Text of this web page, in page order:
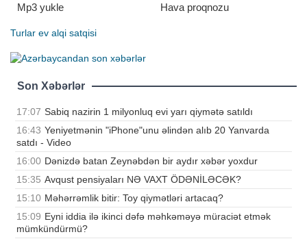
Mp3 yukle
Hava proqnozu
Turlar ev alqi satqisi
Son Xəbərlər
17:07 Sabiq nazirin 1 milyonluq evi yarı qiymətə satıldı
16:43 Yeniyetmənin "iPhone"unu əlindən alıb 20 Yanvarda
satdı - Video
16:00 Dənizdə batan Zeynəbdən bir aydır xəbər yoxdur
15:35 Avqust pensiyaları NƏ VAXT ÖDƏNİLƏCƏK?
15:10 Məhərrəmlik bitir: Toy qiymətləri artacaq?
15:09 Eyni iddia ilə ikinci dəfə məhkəməyə müraciət etmək
mümkündürmü?